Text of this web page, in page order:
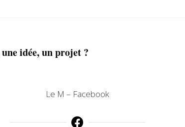
idée, un projet ?
Le M – Facebook